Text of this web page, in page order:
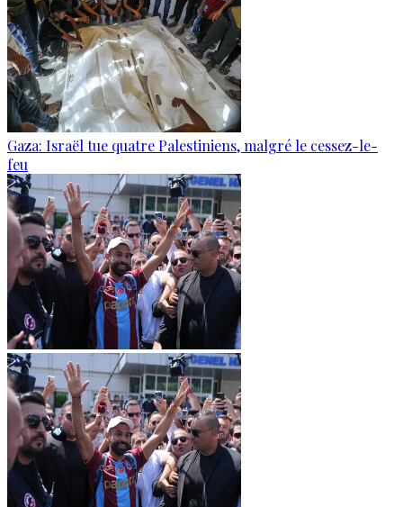
Gaza: Israël tue quatre Palestiniens, malgré le cessez-le-
feu